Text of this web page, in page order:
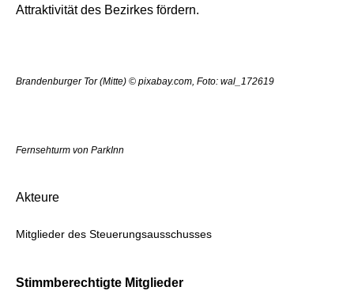
Attraktivität des Bezirkes fördern.
Brandenburger Tor (Mitte) © pixabay.com, Foto: wal_172619
Fernsehturm von ParkInn
Akteure
Mitglieder des Steuerungsausschusses
Stimmberechtigte Mitglieder